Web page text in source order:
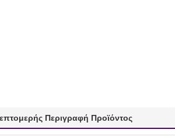
Περιγραφή Προϊόντος